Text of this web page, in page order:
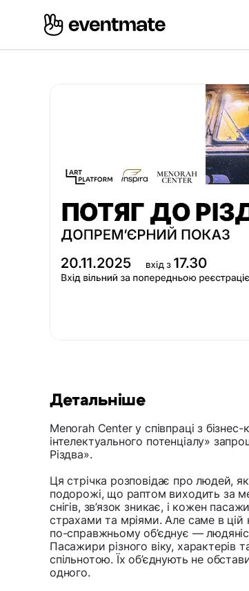
Детальніше
Menorah Center у співпраці з
інтелектуального потенціалу»
Різдва».
Ця стрічка розповідає про людей,
подорожі, що раптом виходить за
снігів, зв’язок зникає, і кожен
страхами та мріями. Але саме в цій
по-справжньому об’єднує —
Пасажири різного віку, характерів
спільнотою. Їх об’єднують не
одного.